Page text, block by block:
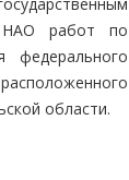
НАО работ по
федерального
области.